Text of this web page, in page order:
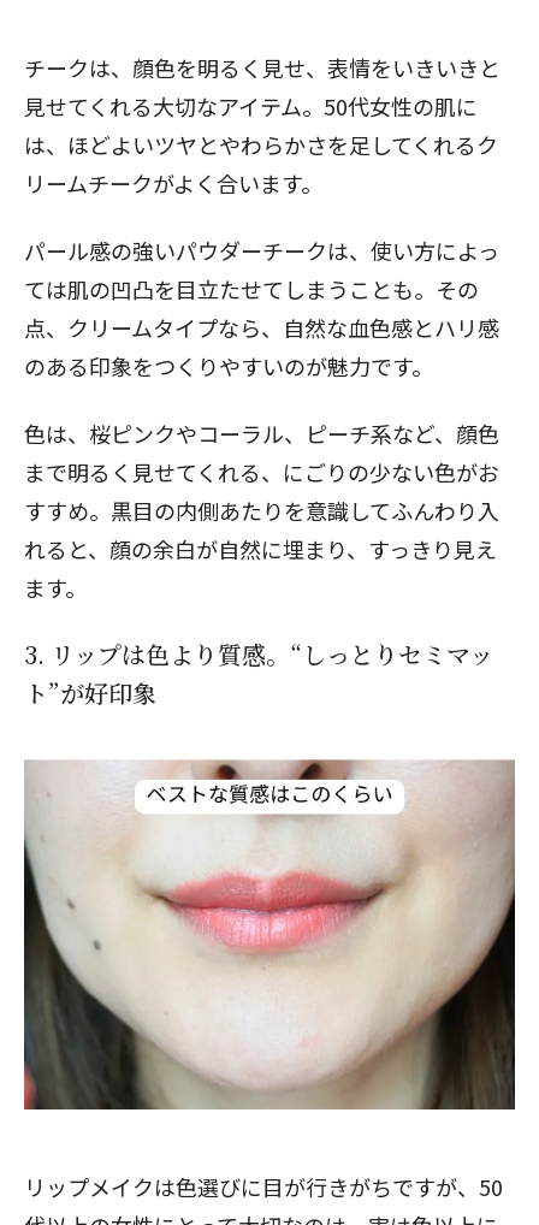
チークは、顔色を明るく見せ、表情をいきいきと
見せてくれる大切なアイテム。50代女性の肌に
は、ほどよいツヤとやわらかさを足してくれるク
リームチークがよく合います。
パール感の強いパウダーチークは、使い方によっ
ては肌の凹凸を目立たせてしまうことも。その
点、クリームタイプなら、自然な血色感とハリ感
のある印象をつくりやすいのが魅力です。
色は、桜ピンクやコーラル、ピーチ系など、顔色
まで明るく見せてくれる、にごりの少ない色がお
すすめ。黒目の内側あたりを意識してふんわり入
れると、顔の余白が自然に埋まり、すっきり見え
ます。
3. リップは色より質感。“しっとりセミマッ
ト”が好印象
リップメイクは色選びに目が行きがちですが、50